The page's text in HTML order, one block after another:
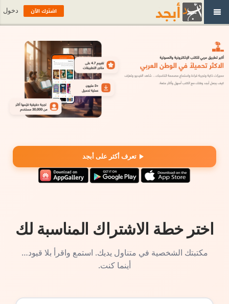
تعرف أكثر على أبجد
اختر خطة الاشتراك المناسبة لك
مكتبتك الشخصية في متناول يديك. استمع واقرأ بلا قيود…
أينما كنت.
اشترك الآن دخول